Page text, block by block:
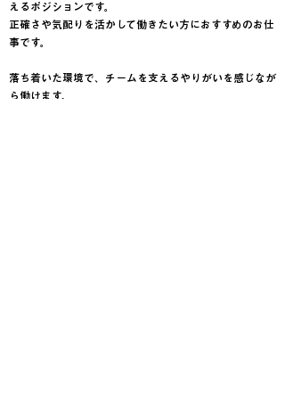
えるポジションです。
正確さや気配りを活かして働きたい方におすすめのお仕
事です。
落ち着いた環境で、チームを支えるやりがいを感じなが
ら働けます。